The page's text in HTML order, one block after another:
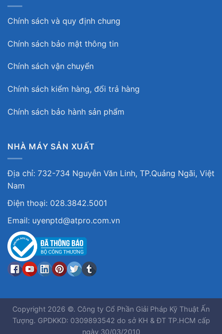
Chính sách và quy định chung
Chính sách bảo mật thông tin
Chính sách vận chuyển
Chính sách kiểm hàng, đổi trả hàng
Chính sách bảo hành sản phẩm
NHÀ MÁY SẢN XUẤT
Địa chỉ: 732-734 Nguyễn Văn Linh, TP.Quảng Ngãi, Việt
Nam
Điện thoại: 028.3842.5001
Email: uyenptd@atpro.com.vn
Copyright 2026 ©. Công ty Cổ Phần Giải Pháp Kỹ Thuật Ấn
Tượng. GPDKKD: 0309893542 do sở KH & ĐT TP.HCM cấp
ngày 30/03/2010